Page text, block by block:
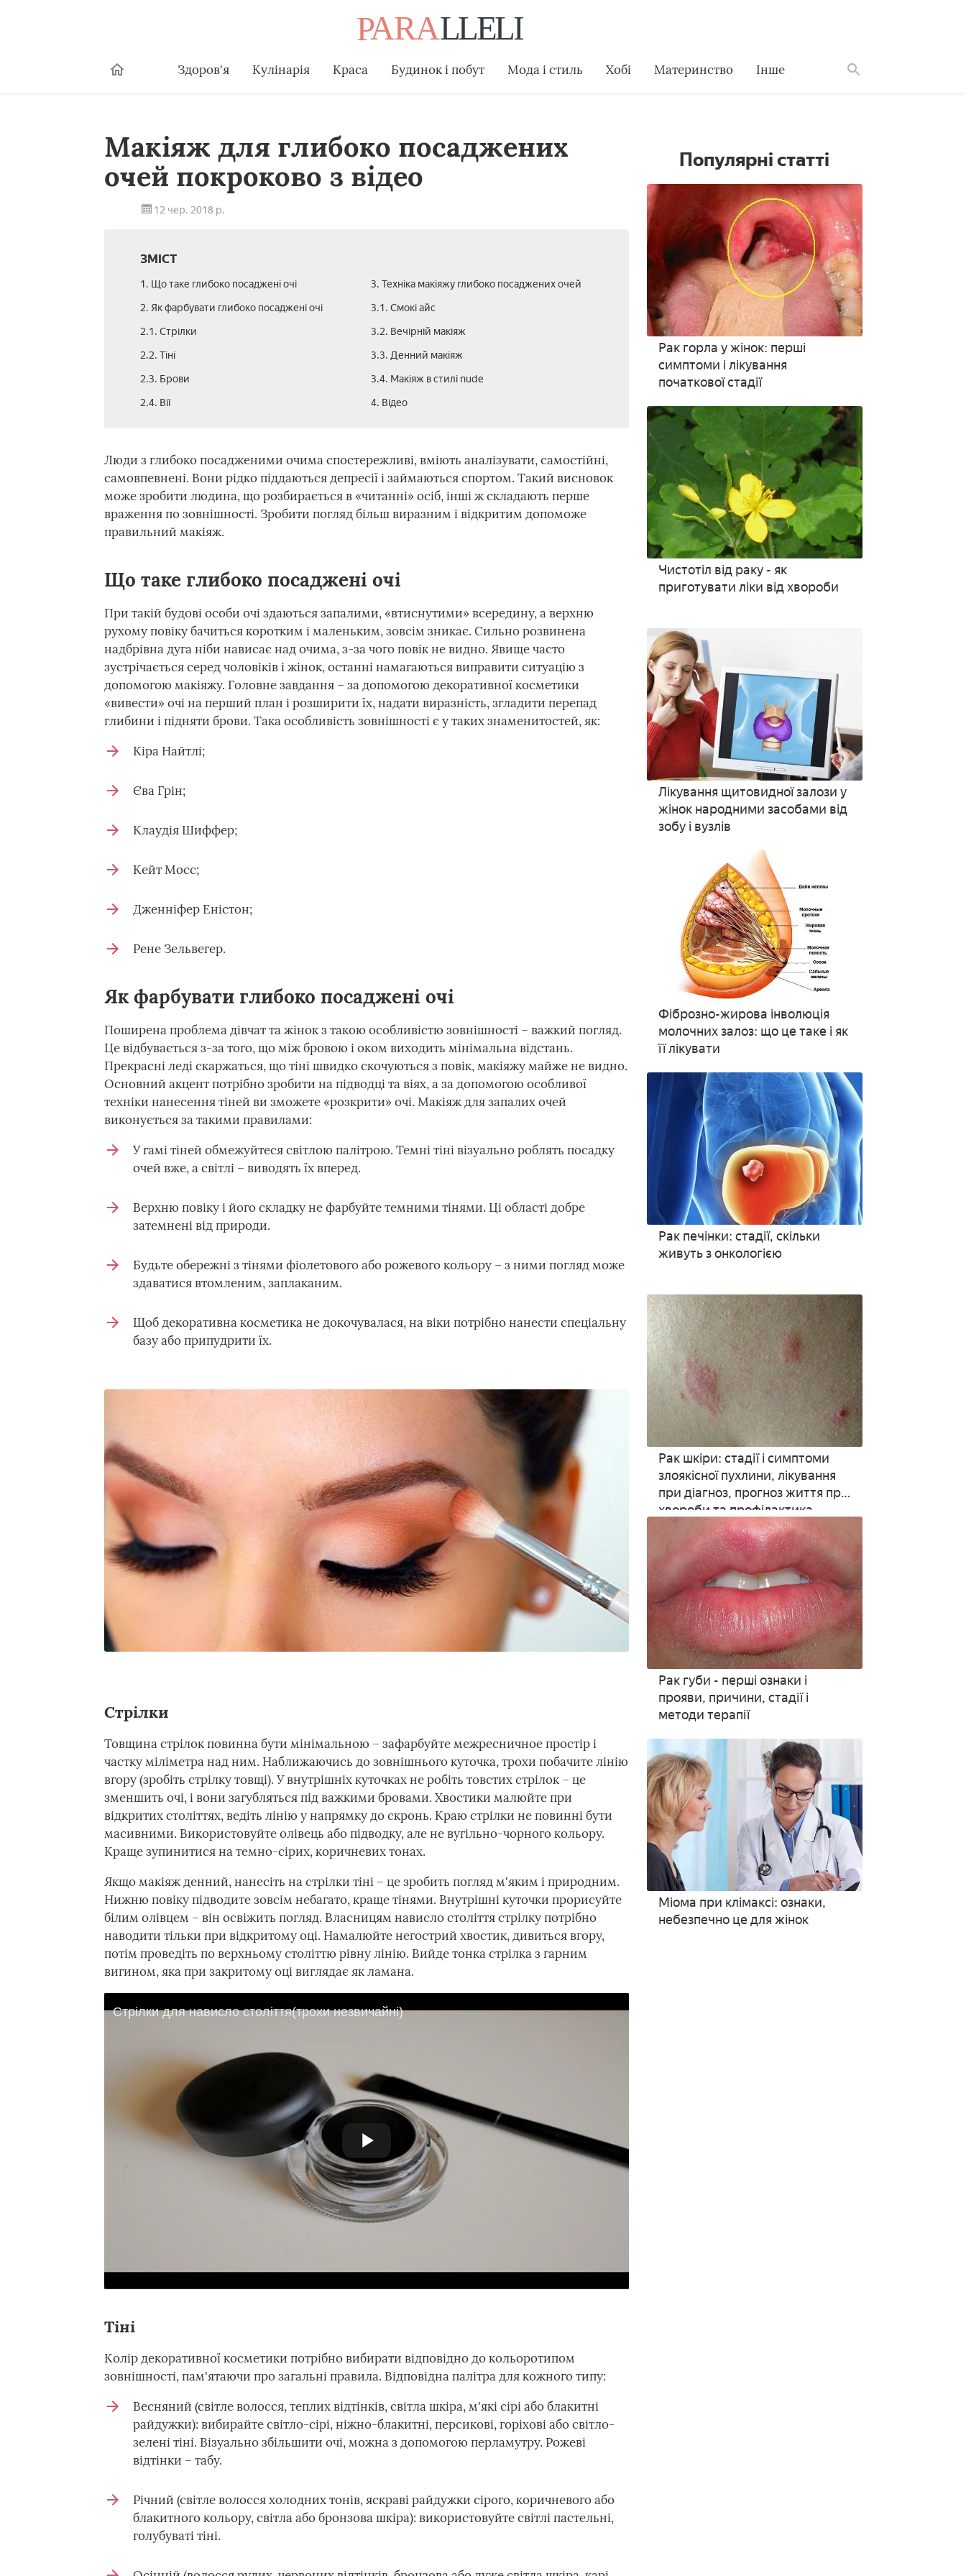
Здоров'я Кулінарія Краса Будинок і побут Мода і стиль Хобі Материнство Інше
Макіяж для глибоко посаджених
очей покроково з відео
12 чер. 2018 р.
ЗМІСТ
1. Що таке глибоко посаджені очі
2. Як фарбувати глибоко посаджені очі
2.1. Стрілки
2.2. Тіні
2.3. Брови
2.4. Вії
3. Техніка макіяжу глибоко посаджених очей
3.1. Смокі айс
3.2. Вечірній макіяж
3.3. Денний макіяж
3.4. Макіяж в стилі nude
4. Відео
Люди з глибоко посадженими очима спостережливі, вміють аналізувати, самостійні,
самовпевнені. Вони рідко піддаються депресії і займаються спортом. Такий висновок
може зробити людина, що розбирається в «читанні» осіб, інші ж складають перше
враження по зовнішності. Зробити погляд більш виразним і відкритим допоможе
правильний макіяж.
Що таке глибоко посаджені очі
При такій будові особи очі здаються запалими, «втиснутими» всередину, а верхню
рухому повіку бачиться коротким і маленьким, зовсім зникає. Сильно розвинена
надбрівна дуга ніби нависає над очима, з-за чого повік не видно. Явище часто
зустрічається серед чоловіків і жінок, останні намагаються виправити ситуацію з
допомогою макіяжу. Головне завдання – за допомогою декоративної косметики
«вивести» очі на перший план і розширити їх, надати виразність, згладити перепад
глибини і підняти брови. Така особливість зовнішності є у таких знаменитостей, як:
Кіра Найтлі;
Єва Грін;
Клаудія Шиффер;
Кейт Мосс;
Дженніфер Еністон;
Рене Зельвегер.
Як фарбувати глибоко посаджені очі
Поширена проблема дівчат та жінок з такою особливістю зовнішності – важкий погляд.
Це відбувається з-за того, що між бровою і оком виходить мінімальна відстань.
Прекрасні леді скаржаться, що тіні швидко скочуються з повік, макіяжу майже не видно.
Основний акцент потрібно зробити на підводці та віях, а за допомогою особливої
техніки нанесення тіней ви зможете «розкрити» очі. Макіяж для запалих очей
виконується за такими правилами:
У гамі тіней обмежуйтеся світлою палітрою. Темні тіні візуально роблять посадку
очей вже, а світлі – виводять їх вперед.
Верхню повіку і його складку не фарбуйте темними тінями. Ці області добре
затемнені від природи.
Будьте обережні з тінями фіолетового або рожевого кольору – з ними погляд може
здаватися втомленим, заплаканим.
Щоб декоративна косметика не докочувалася, на віки потрібно нанести спеціальну
базу або припудрити їх.
Стрілки
Товщина стрілок повинна бути мінімальною – зафарбуйте межресничное простір і
частку міліметра над ним. Наближаючись до зовнішнього куточка, трохи побачите лінію
вгору (зробіть стрілку товщі). У внутрішніх куточках не робіть товстих стрілок – це
зменшить очі, і вони загубляться під важкими бровами. Хвостики малюйте при
відкритих століттях, ведіть лінію у напрямку до скронь. Краю стрілки не повинні бути
масивними. Використовуйте олівець або підводку, але не вугільно-чорного кольору.
Краще зупинитися на темно-сірих, коричневих тонах.
Якщо макіяж денний, нанесіть на стрілки тіні – це зробить погляд м'яким і природним.
Нижню повіку підводите зовсім небагато, краще тінями. Внутрішні куточки прорисуйте
білим олівцем – він освіжить погляд. Власницям нависло століття стрілку потрібно
наводити тільки при відкритому оці. Намалюйте негострий хвостик, дивиться вгору,
потім проведіть по верхньому століттю рівну лінію. Вийде тонка стрілка з гарним
вигином, яка при закритому оці виглядає як ламана.
Стрілки для нависло століття(трохи незвичайні)
Тіні
Колір декоративної косметики потрібно вибирати відповідно до кольоротипом
зовнішності, пам'ятаючи про загальні правила. Відповідна палітра для кожного типу:
Весняний (світле волосся, теплих відтінків, світла шкіра, м'які сірі або блакитні
райдужки): вибирайте світло-сірі, ніжно-блакитні, персикові, горіхові або світло-
зелені тіні. Візуально збільшити очі, можна з допомогою перламутру. Рожеві
відтінки – табу.
Річний (світле волосся холодних тонів, яскраві райдужки сірого, коричневого або
блакитного кольору, світла або бронзова шкіра): використовуйте світлі пастельні,
голубуваті тіні.
Популярні статті
Рак горла у жінок: перші
симптоми і лікування
початкової стадії
Чистотіл від раку - як
приготувати ліки від хвороби
Лікування щитовидної залози у
жінок народними засобами від
зобу і вузлів
Фіброзно-жирова інволюція
молочних залоз: що це таке і як
її лікувати
Рак печінки: стадії, скільки
живуть з онкологією
Рак шкіри: стадії і симптоми
злоякісної пухлини, лікування
при діагноз, прогноз життя при
хвороби та профілактика
Рак губи - перші ознаки і
прояви, причини, стадії і
методи терапії
Міома при клімаксі: ознаки,
небезпечно це для жінок